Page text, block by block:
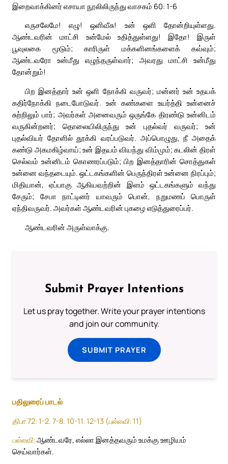
இறைவாக்கினர் எசாயா நூலிலிருந்து வாசகம் 60: 1-6
எருசலேமே! எழு! ஒளிவீசு! உன் ஒளி தோன்றியுள்ளது.
ஆண்டவரின் மாட்சி உன்மேல் உதித்துள்ளது! இதோ! இருள்
பூவுலகை மூடும்; காரிருள் மக்களினங்களைக் கவ்வும்;
ஆண்டவரோ உன்மீது எழுந்தருள்வார்; அவரது மாட்சி உன்மீது
தோன்றும்!
பிற இனத்தார் உன் ஒளி நோக்கி வருவர்; மன்னர் உன் உதயக்
கதிர்நோக்கி நடைபோடுவர். உன் கண்களை உயர்த்தி உன்னைச்
சுற்றிலும் பார்; அவர்கள் அனைவரும் ஒருங்கே திரண்டு உன்னிடம்
வருகின்றனர்; தொலையிலிருந்து உன் புதல்வர் வருவர்; உன்
புதல்வியர் தோளில் தூக்கி வரப்படுவர். அப்பொழுது, நீ அதைக்
கண்டு அகமகிழ்வாய்; உன் இதயம் வியந்து விம்மும்; கடலின் திரள்
செல்வம் உன்னிடம் கொணரப்படும்; பிற இனத்தாரின் சொத்துகள்
உன்னை வந்தடையும். ஒட்டகங்களின் பெருந்திரள் உன்னை நிரப்பும்;
மிதியான், ஏப்பாகு ஆகியவற்றின் இளம் ஒட்டகங்களும் வந்து
சேரும்; சேபா நாட்டினர் யாவரும் பொன், நறுமணப் பொருள்
ஏந்திவருவர். அவர்கள் ஆண்டவரின் புகழை எடுத்துரைப்பர்.
ஆண்டவரின் அருள்வாக்கு.
Submit Prayer Intentions
Let us pray together. Write your prayer intentions
and join our community.
SUBMIT PRAYER
பதிலுரைப் பாடல்
திபா 72: 1-2. 7-8. 10-11. 12-13 (பல்லவி: 11)
பல்லவி: ஆண்டவரே, எல்லா இனத்தவரும் உமக்கு ஊழியம்
செய்வார்கள்.